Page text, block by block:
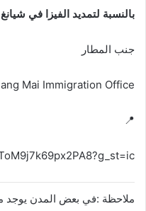
بالنسبة لتمديد الفيزا في
جنب المطار
Mai Immigration Office
📍
ملاحظة :في بعض المدن يوجد